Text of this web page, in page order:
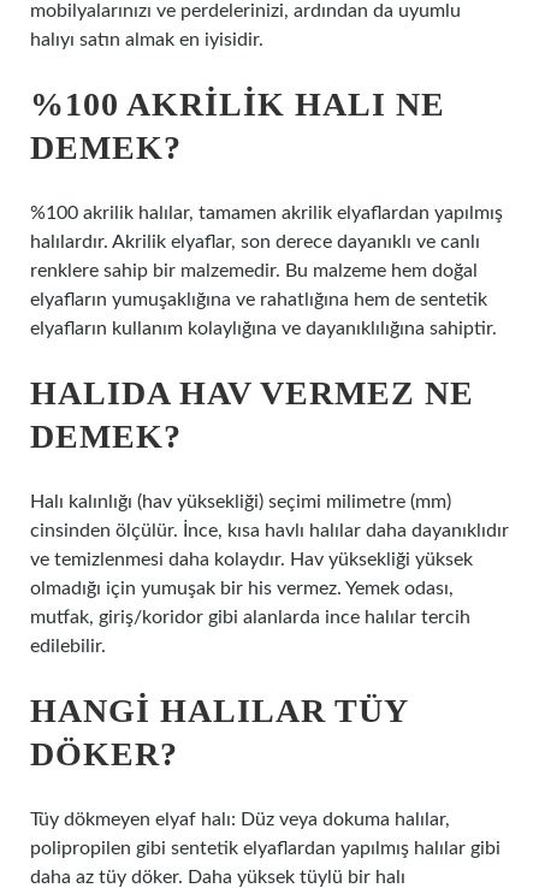
mobilyalarınızı ve perdelerinizi, ardından da uyumlu
halıyı satın almak en iyisidir.
%100 AKRILIK HALI NE
DEMEK?
%100 akrilik halılar, tamamen akrilik elyaflardan yapılmış
halılardır. Akrilik elyaflar, son derece dayanıklı ve canlı
renklere sahip bir malzemedir. Bu malzeme hem doğal
elyafların yumuşaklığına ve rahatlığına hem de sentetik
elyafların kullanım kolaylığına ve dayanıklılığına sahiptir.
HALIDA HAV VERMEZ NE
DEMEK?
Halı kalınlığı (hav yüksekliği) seçimi milimetre (mm)
cinsinden ölçülür. İnce, kısa havlı halılar daha dayanıklıdır
ve temizlenmesi daha kolaydır. Hav yüksekliği yüksek
olmadığı için yumuşak bir his vermez. Yemek odası,
mutfak, giriş/koridor gibi alanlarda ince halılar tercih
edilebilir.
HANGI HALILAR TÜY
DÖKER?
Tüy dökmeyen elyaf halı: Düz veya dokuma halılar,
polipropilen gibi sentetik elyaflardan yapılmış halılar gibi
daha az tüy döker. Daha yüksek tüylü bir halı